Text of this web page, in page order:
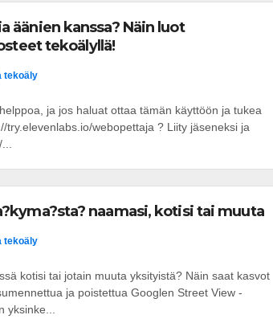
äänien kanssa? Näin luot
tekoälyllä!
tekoäly
ja jos haluat ottaa tämän käyttöön ja tukea
try.elevenlabs.io/webopettaja ? Liity jäseneksi ja
naamasi, kotisi tai muuta
tekoäly
kotisi tai jotain muuta yksityistä? Näin saat kasvot
ja poistettua Googlen Street View -
yksinke...